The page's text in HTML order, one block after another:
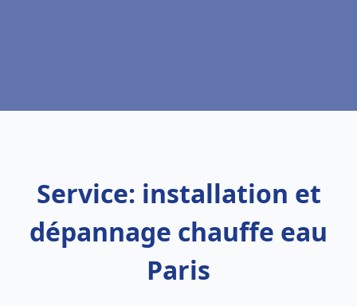
Service: installation et
dépannage chauffe eau
Paris